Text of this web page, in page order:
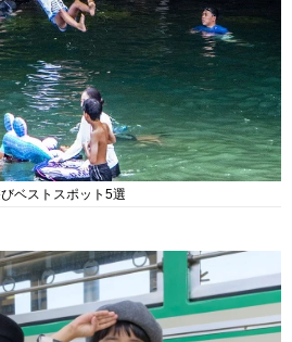
ベストスポット5選